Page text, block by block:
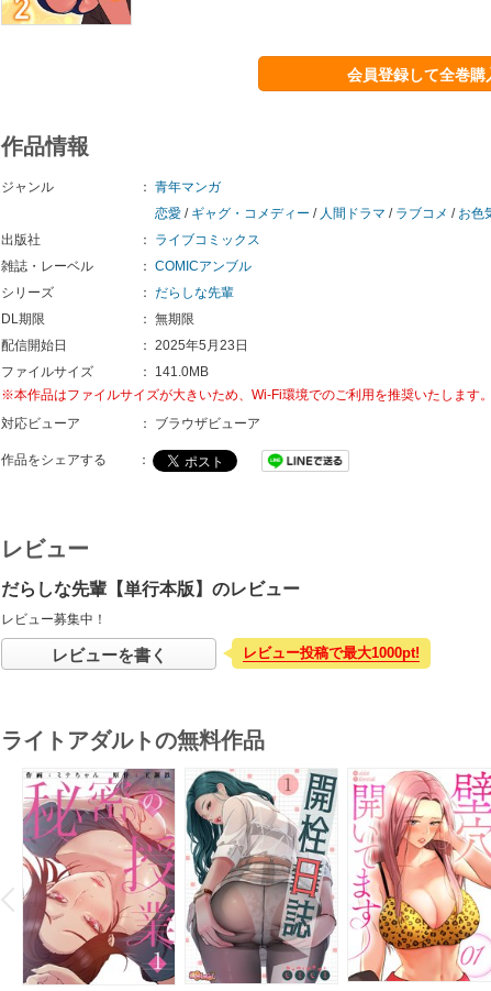
会員登録して全巻購
作品情報
ジャンル ： 青年マンガ
恋愛 / ギャグ・コメディー / 人間ドラマ / ラブコメ / お色
出版社
：
ライブコミックス
雑誌・レーベル
： COMICアンブル
シリーズ
： だらしな先輩
DL期限
： 無期限
配信開始日
： 2025年5月23日
ファイルサイズ
：
141.0MB
※本作品はファイルサイズが大きいため、Wi-Fi環境でのご利用を推奨いたします。
対応ビューア
： ブラウザビューア
作品をシェアする ：
レビュー
だらしな先輩【単行本版】のレビュー
レビュー募集中！
レビューを書く レビュー投稿で最大1000pt!
ライトアダルトの無料作品
P
r
e
v
i
o
u
s